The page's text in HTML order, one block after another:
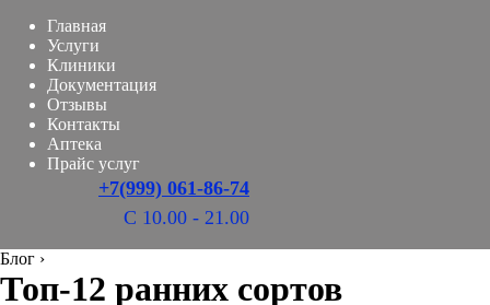
Главная
Услуги
Клиники
Документация
Отзывы
Контакты
Аптека
Прайс услуг
+7(999) 061-86-74
С 10.00 - 21.00
Блог ›
Топ-12 ранних сортов